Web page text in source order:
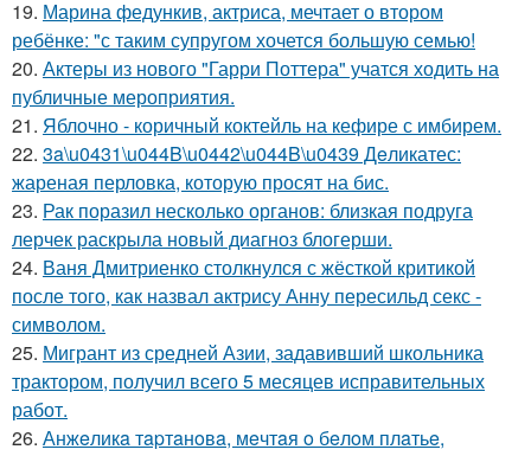
19. Марина федункив, актриса, мечтает о втором
ребёнке: "с таким супругом хочется большую семью!
20. Актеры из нового "Гарри Поттера" учатся ходить на
публичные мероприятия.
21. Яблочно - коричный коктейль на кефире с имбирем.
22. 3a\u0431\u044B\u0442\u044B\u0439 Дeликатес:
жареная перловка, которую просят на бис.
23. Рак поразил несколько органов: близкая подруга
лерчек раскрыла новый диагноз блогерши.
24. Ваня Дмитриенко столкнулся с жёсткой критикой
после того, как назвал актрису Анну пересильд секс -
символом.
25. Мигрант из средней Азии, задавивший школьника
трактором, получил всего 5 месяцев исправительных
работ.
26. Анжeликa тapтaнoвa, мeчтaя o бeлoм плaтьe,